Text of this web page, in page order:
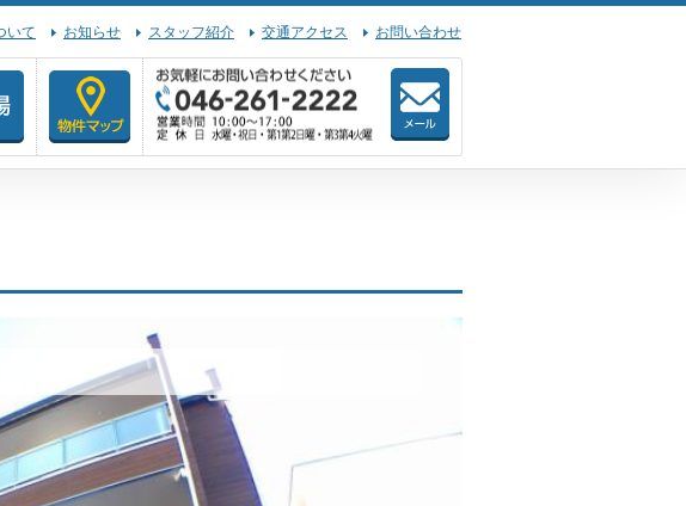
いて お知らせ スタッフ紹介 交通アクセス お問い合わせ